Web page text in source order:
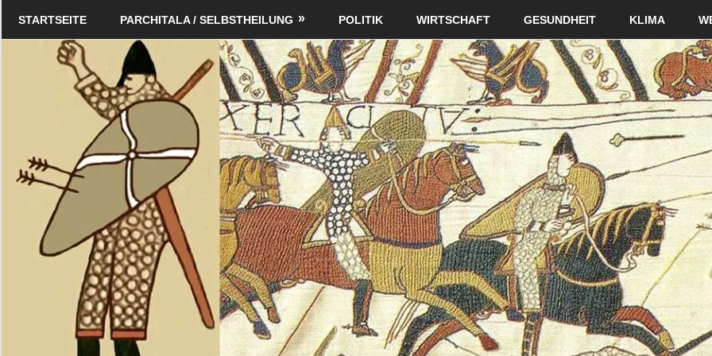
Schildverlag
STARTSEITE PARCHITALA / SELBSTHEILUNG POLITIK WIRTSCHAFT GESUNDHEIT KLIMA